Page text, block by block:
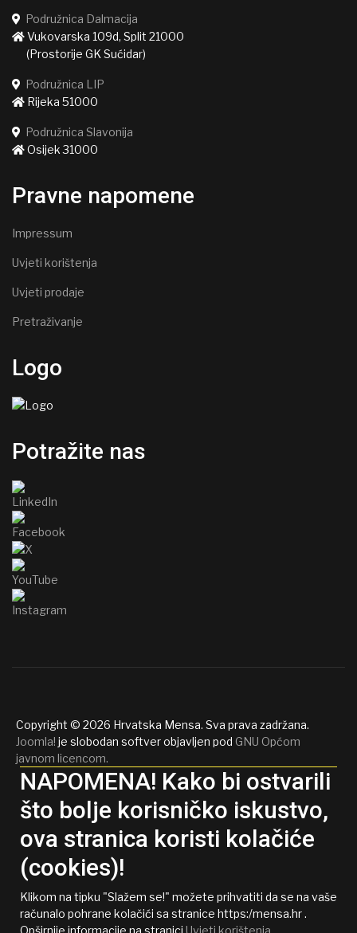
Podružnica Dalmacija
Vukovarska 109d, Split 21000
(Prostorije GK Sućidar)
Podružnica LIP
Rijeka 51000
Podružnica Slavonija
Osijek 31000
Pravne napomene
Impressum
Uvjeti korištenja
Uvjeti prodaje
Pretraživanje
Logo
Potražite nas
Copyright © 2026 Hrvatska Mensa. Sva prava zadržana.
Joomla! je slobodan softver objavljen pod GNU Općom
javnom licencom.
NAPOMENA! Kako bi ostvarili
što bolje korisničko iskustvo,
ova stranica koristi kolačiće
(cookies)!
Klikom na tipku "Slažem se!" možete prihvatiti da se na vaše
računalo pohrane kolačići sa stranice https:/mensa.hr .